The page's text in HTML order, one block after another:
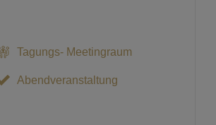
Tagungs- Meetingraum
Abendveranstaltung